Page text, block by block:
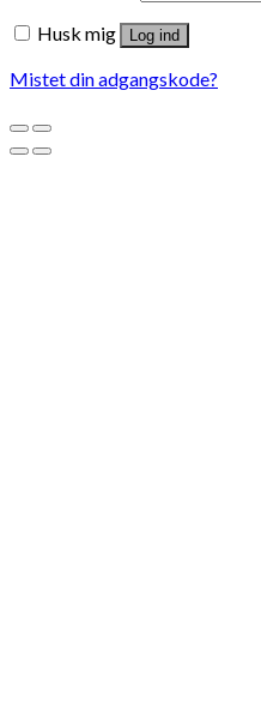
Husk mig
Log ind
Mistet din adgangskode?